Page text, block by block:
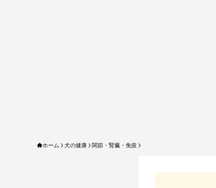
ホーム 犬の健康 関節・腎臓・免疫